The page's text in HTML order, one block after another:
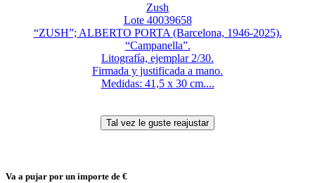
Zush
Lote 40039658
“ZUSH”; ALBERTO PORTA (Barcelona, 1946-2025).
“Campanella”.
Litografía, ejemplar 2/30.
Firmada y justificada a mano.
Medidas: 41,5 x 30 cm....
Va a pujar por un importe de €